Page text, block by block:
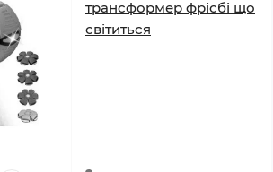
трансформер фрісбі що
світиться